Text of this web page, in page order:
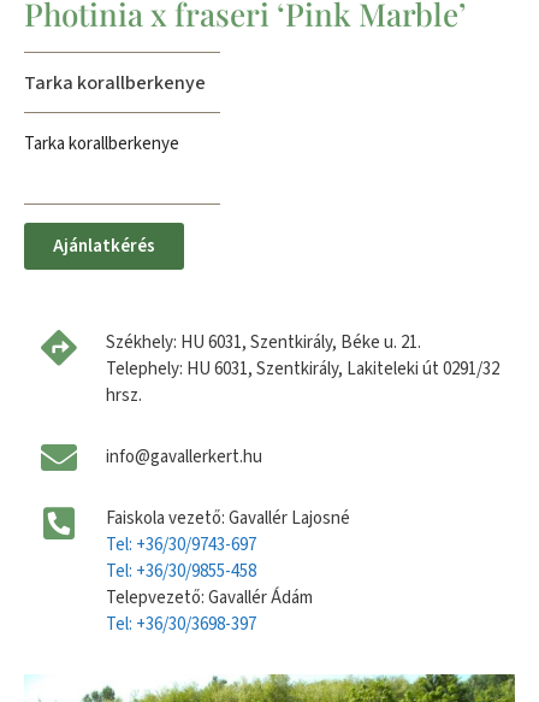
Photinia x fraseri ‘Pink Marble’
Tarka korallberkenye
Tarka korallberkenye
Ajánlatkérés
Székhely: HU 6031, Szentkirály, Béke u. 21.
Telephely: HU 6031, Szentkirály, Lakiteleki út 0291/32
hrsz.
info@gavallerkert.hu
Faiskola vezető: Gavallér Lajosné
Tel: +36/30/9743-697
Tel: +36/30/9855-458
Telepvezető: Gavallér Ádám
Tel: +36/30/3698-397